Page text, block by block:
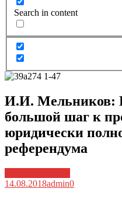
Search in content
И.И. Мельников:
большой шаг к
юридически
референдума
14.08.2018admin0